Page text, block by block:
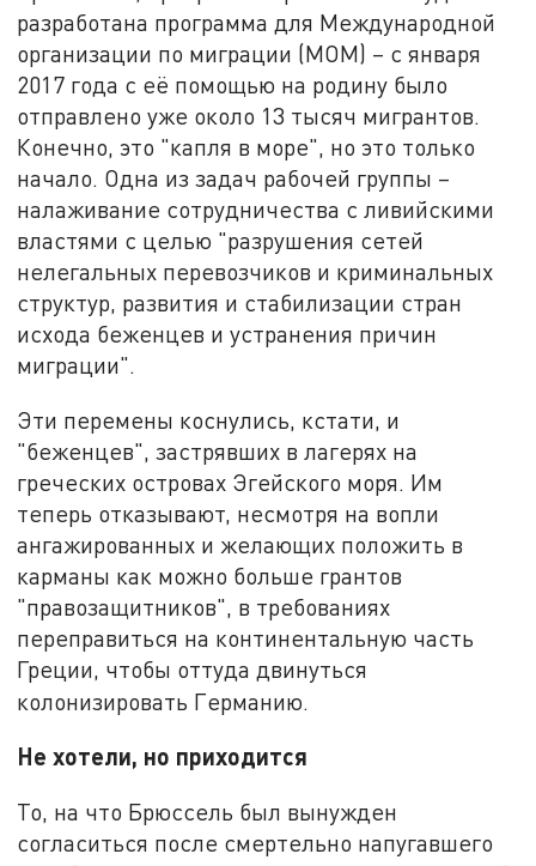
разработана программа для Международной
организации по миграции (МОМ) – с января
2017 года с её помощью на родину было
отправлено уже около 13 тысяч мигрантов.
Конечно, это "капля в море", но это только
начало. Одна из задач рабочей группы –
налаживание сотрудничества с ливийскими
властями с целью "разрушения сетей
нелегальных перевозчиков и криминальных
структур, развития и стабилизации стран
исхода беженцев и устранения причин
миграции".
Эти перемены коснулись, кстати, и
"беженцев", застрявших в лагерях на
греческих островах Эгейского моря. Им
теперь отказывают, несмотря на вопли
ангажированных и желающих положить в
карманы как можно больше грантов
"правозащитников", в требованиях
переправиться на континентальную часть
Греции, чтобы оттуда двинуться
колонизировать Германию.
Не хотели, но приходится
То, на что Брюссель был вынужден
согласиться после смертельно напугавшего